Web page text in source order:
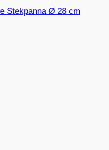
Stekpanna Ø 28 cm